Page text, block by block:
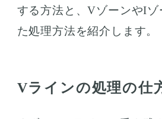
する方法と、VゾーンやIゾ
た処理方法を紹介します。
Vラインの処理の仕